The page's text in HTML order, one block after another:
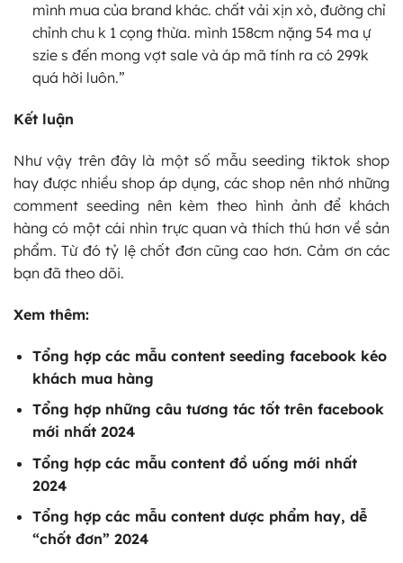
mình mua của brand khác. chất vải xịn xò, đường chỉ
chỉnh chu k 1 cọng thừa. mình 158cm nặng 54 ma ự
szie s đến mong vợt sale và áp mã tính ra có 299k
quá hời luôn.”
Kết luận
Như vậy trên đây là một số mẫu seeding tiktok shop
hay được nhiều shop áp dụng, các shop nên nhớ những
comment seeding nên kèm theo hình ảnh để khách
hàng có một cái nhìn trực quan và thích thú hơn về sản
phẩm. Từ đó tỷ lệ chốt đơn cũng cao hơn. Cảm ơn các
bạn đã theo dõi.
Xem thêm:
Tổng hợp các mẫu content seeding facebookkéo
khách mua hàng
Tổng hợp những câu tương tác tốt trên facebook
mới nhất 2024
Tổng hợp các mẫu content đồ uống mới nhất
2024
Tổng hợp các mẫu content dược phẩm hay, dễ
“chốt đơn” 2024